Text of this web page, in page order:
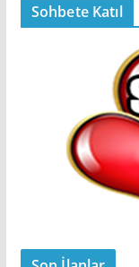
Sohbete Katıl